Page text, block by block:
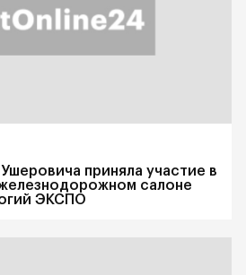
приняла участие в
салоне
ЭКСПО